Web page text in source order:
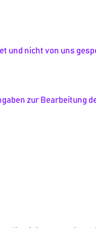
und nicht von uns
zur Bearbeitung